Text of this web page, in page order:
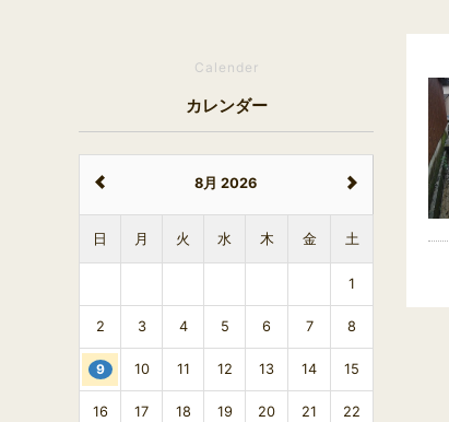
Calender
カレンダー
8月 2026
日 月 火 水 木 金 土
1
2 3 4 5 6 7 8
9 10 11 12 13 14 15
16 17 18 19 20 21 22